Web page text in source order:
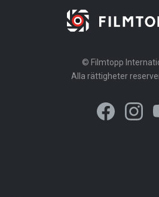
© Filmtopp
Alla rättigheter